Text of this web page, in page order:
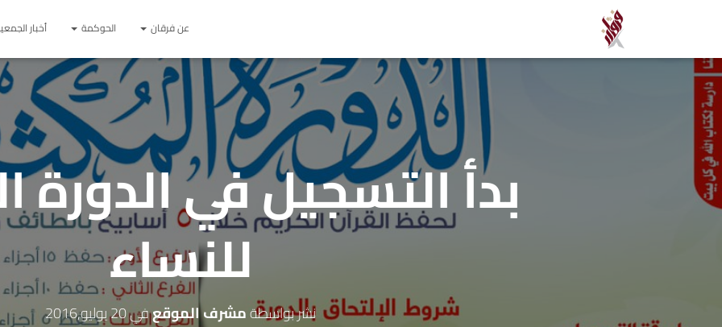
عن فرقان الحوكمة أخبار
بدأ التسجيل في الدورة
للنساء
نشر بواسطةمشرف الموقعفي20 يوليو,2016